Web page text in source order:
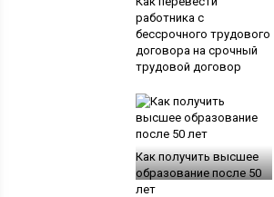
работника с
бессрочного трудового
договора на срочный
трудовой договор
Как получить высшее
образование после 50
лет